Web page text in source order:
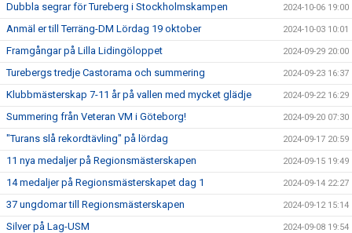
Dubbla segrar för Tureberg i Stockholmskampen 2024-10-06 19:00
Anmäl er till Terräng-DM Lördag 19 oktober 2024-10-03 10:01
Framgångar på Lilla Lidingöloppet 2024-09-29 20:00
Turebergs tredje Castorama och summering 2024-09-23 16:37
Klubbmästerskap 7-11 år på vallen med mycket glädje 2024-09-22 16:29
Summering från Veteran VM i Göteborg! 2024-09-20 07:30
"Turans slå rekordtävling" på lördag 2024-09-17 20:59
11 nya medaljer på Regionsmästerskapen 2024-09-15 19:49
14 medaljer på Regionsmästerskapet dag 1 2024-09-14 22:27
37 ungdomar till Regionsmästerskapen 2024-09-12 15:14
Silver på Lag-USM 2024-09-08 19:54